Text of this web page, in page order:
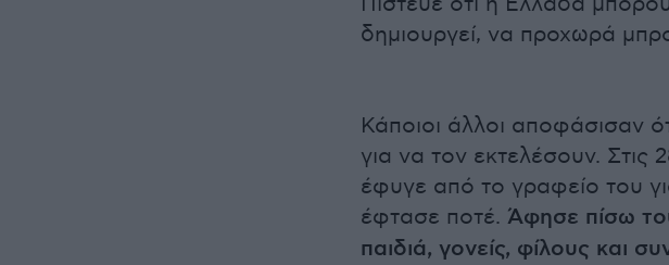
δημιουργεί, να προχωρά
Κάποιοι άλλοι αποφάσισαν
για να τον εκτελέσουν.
έφυγε από το γραφείο του
έφτασε ποτέ. Άφησε πίσω
παιδιά, γονείς, φίλους και